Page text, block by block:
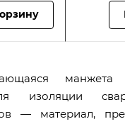
изоляции
— материал,